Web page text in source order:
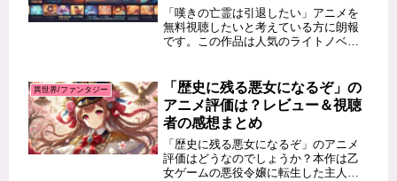
「嘆きの亡霊は引退したい」アニメを
無料視聴したいと考えている方に朗報
です。この作品は人気のライトノベル
料視聴を検討している方に向けて、こ
の記事では安全に視聴できる方法や、
対...
異世界/ファンタジー
「歴史に残る悪女になるぞ」の
アニメ評価は？レビュー＆視聴
者の感想まとめ
「歴史に残る悪女になるぞ」のアニメ
評価はどうなのでしょうか？本作は乙
女ゲームの悪役令嬢に転生した主人公